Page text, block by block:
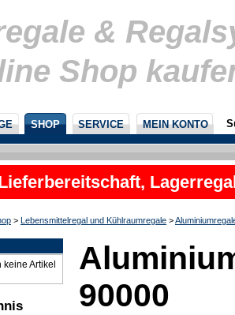
&
Shop
SHOP SERVICE MEIN KONTO
nicht
> Lebensmittelregal und Kühlraumregale >
Artikel
90000